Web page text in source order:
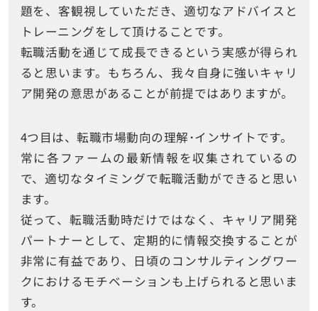
題を、客観視していただき、適切なアドバイスと
トレーニングをして頂けることです。
転職活動を通じて成長できるという実感が得られ
ると思います。もちろん、我々自身に強いキャリ
ア開発の意思があることが前提ではありますが。
4つ目は、転職市場動向の理解･インサイトです。
常に各ファームの最新情報を収集されているの
で、適切なタイミングで転職活動ができると思い
ます。
従って、転職活動時だけではなく、キャリア開発
パートナーとして、定期的に情報交換することが
非常に有益であり、日頃のコンサルティングワー
クにおけるモチベーションも上げられると思いま
す。